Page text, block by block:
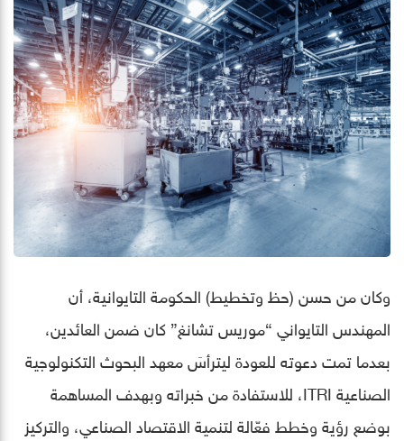
وكان من حسن (حظ وتخطيط) الحكومة التايوانية، أن
المهندس التايواني “موريس تشانغ” كان ضمن العائدين،
بعدما تمت دعوته للعودة ليترأسَ معهد البحوث التكنولوجية
الصناعية ITRI، للاستفادة من خبراته وبهدف المساهمة
بوضع رؤية وخطط فعّالة لتنمية الاقتصاد الصناعي، والتركيز